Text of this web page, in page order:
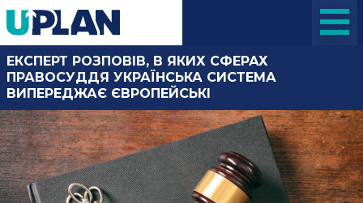
ЕКСПЕРТ РОЗПОВІВ, В ЯКИХ СФЕРАХ
ПРАВОСУДДЯ УКРАЇНСЬКА СИСТЕМА
ВИПЕРЕДЖАЄ ЄВРОПЕЙСЬКІ